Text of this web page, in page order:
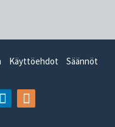
Käyttöehdot
Säännöt